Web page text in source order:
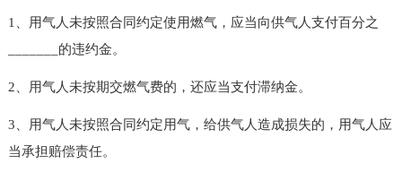
1、用气人未按照合同约定使用燃气，应当向供气人支付百分之
_______的违约金。
2、用气人未按期交燃气费的，还应当支付滞纳金。
3、用气人未按照合同约定用气，给供气人造成损失的，用气人应
当承担赔偿责任。